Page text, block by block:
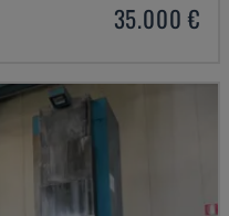
35.000 €